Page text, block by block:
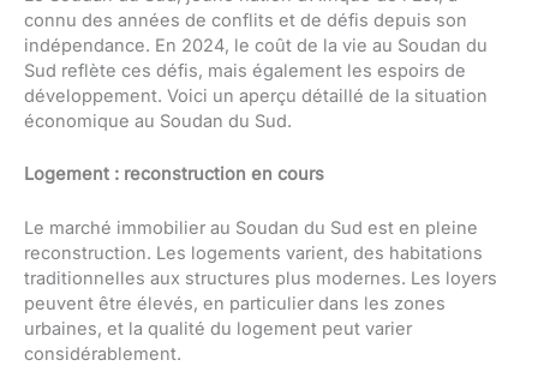
connu des années de conflits et de défis depuis son
indépendance. En 2024, le coût de la vie au Soudan du
Sud reflète ces défis, mais également les espoirs de
développement. Voici un aperçu détaillé de la situation
économique au Soudan du Sud.
Logement : reconstruction en cours
Le marché immobilier au Soudan du Sud est en pleine
reconstruction. Les logements varient, des habitations
traditionnelles aux structures plus modernes. Les loyers
peuvent être élevés, en particulier dans les zones
urbaines, et la qualité du logement peut varier
considérablement.